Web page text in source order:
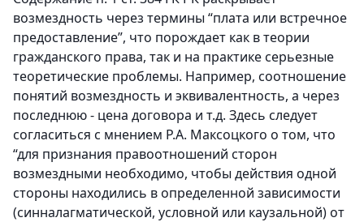
возмездность через термины “плата или встречное
предоставление”, что порождает как в теории
гражданского права, так и на практике серьезные
теоретические проблемы. Например, соотношение
понятий возмездность и эквивалентность, а через
последнюю - цена договора и т.д. Здесь следует
согласиться с мнением Р.А. Максоцкого о том, что
“для признания правоотношений сторон
возмездными необходимо, чтобы действия одной
стороны находились в определенной зависимости
(синналагматической, условной или каузальной) от